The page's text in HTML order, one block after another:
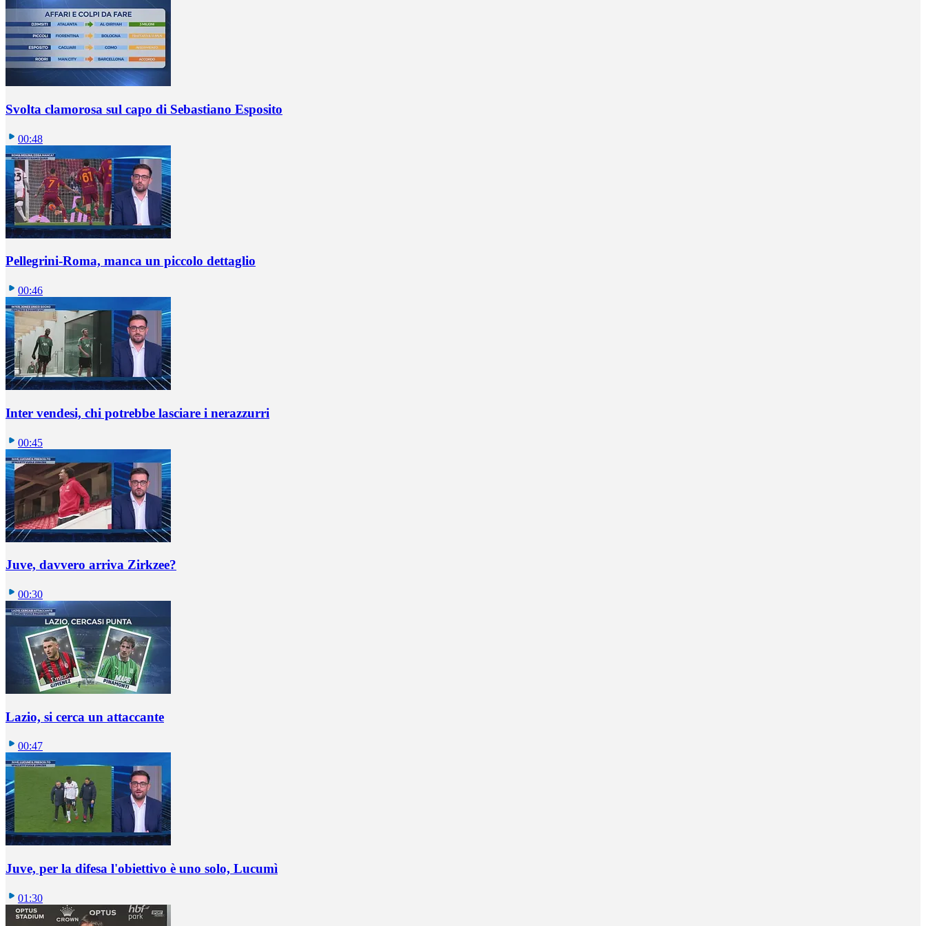
Svolta clamorosa sul capo di Sebastiano Esposito
00:48
Pellegrini-Roma, manca un piccolo dettaglio
00:46
Inter vendesi, chi potrebbe lasciare i nerazzurri
00:45
Juve, davvero arriva Zirkzee?
00:30
Lazio, si cerca un attaccante
00:47
Juve, per la difesa l'obiettivo è uno solo, Lucumì
01:30